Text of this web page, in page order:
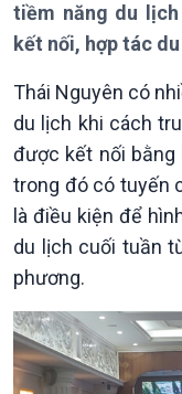
Giới thiệu
tiềm năng du
kết nối, hợp tác
Thái Nguyên có
du lịch khi cách
được kết nối bằng
trong đó có tuyến
là điều kiện để
du lịch cuối tuần
phương.